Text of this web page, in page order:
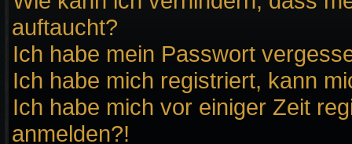
auftaucht?
Ich habe mein Passwort
Ich habe mich registriert, kann
Ich habe mich vor einiger Zeit
anmelden?!